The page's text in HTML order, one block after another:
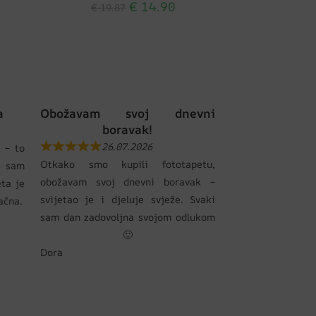
€ 14.90
– to
je
Obožavam svoj dnevni
boravak!
26.07.2026
Otkako smo kupili fototapetu,
obožavam svoj dnevni boravak –
svijetao je i djeluje svježe. Svaki
sam dan zadovoljna svojom odlukom
🙂
Dora